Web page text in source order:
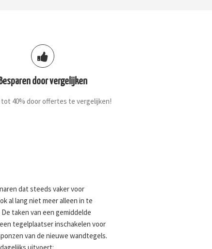
Besparen door vergelijken
tot 40% door offertes te vergelijken!
dat steeds vaker voor
al lang niet meer alleen in te
taken van een gemiddelde
tegelplaatser inschakelen voor
van de nieuwe wandtegels.